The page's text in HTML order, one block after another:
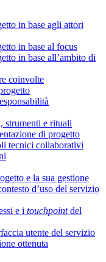
in base agli attori
in base al focus
in base all’ambito di
coinvolte
strumenti e rituali
di progetto
tecnici collaborativi
e la sua gestione
d’uso del servizio
e i touchpointdel
utente del servizio
ottenuta